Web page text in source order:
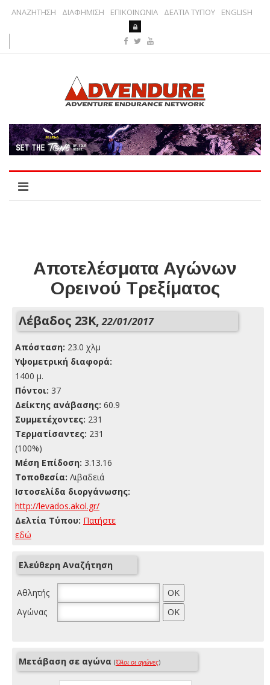
ΑΝΑΖΗΤΗΣΗ ΔΙΑΦΗΜΙΣΗ ΕΠΙΚΟΙΝΩΝΙΑ ΔΕΛΤΙΑ ΤΥΠΟΥ ENGLISH
Αποτελέσματα Αγώνων
Ορεινού Τρεξίματος
Λέβαδος 23Κ,22/01/2017
Απόσταση: 23.0 χλμ
Yψομετρική διαφορά:
1400 μ.
Πόντοι: 37
Δείκτης ανάβασης: 60.9
Συμμετέχοντες: 231
Τερματίσαντες: 231
(100%)
Μέση Επίδοση: 3.13.16
Τοποθεσία: Λιβαδειά
Ιστοσελίδα διοργάνωσης:
http://levados.akol.gr/
Δελτία Τύπου: Πατήστε
εδώ
Ελεύθερη Αναζήτηση
Αθλητής
Αγώνας
Μετάβαση σε αγώνα (Όλοι οι αγώνες)